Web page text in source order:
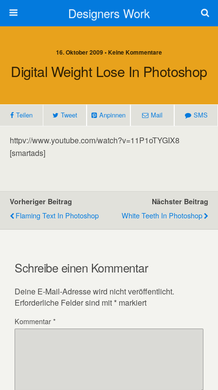
Designers Work
16. Oktober 2009 • Keine Kommentare
Digital Weight Lose In Photoshop
Teilen Tweet Anpinnen Mail SMS
httpv://www.youtube.com/watch?v=11P1oTYGIX8
[smartads]
Vorheriger Beitrag
Flaming Text In Photoshop
Nächster Beitrag
White Teeth In Photoshop
Schreibe einen Kommentar
Deine E-Mail-Adresse wird nicht veröffentlicht.
Erforderliche Felder sind mit * markiert
Kommentar*